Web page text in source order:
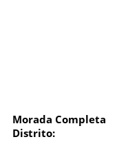
Morada Completa
Distrito: